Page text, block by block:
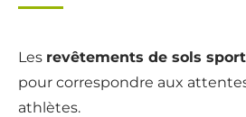
Les revêtements de sols
pour correspondre aux
athlètes.